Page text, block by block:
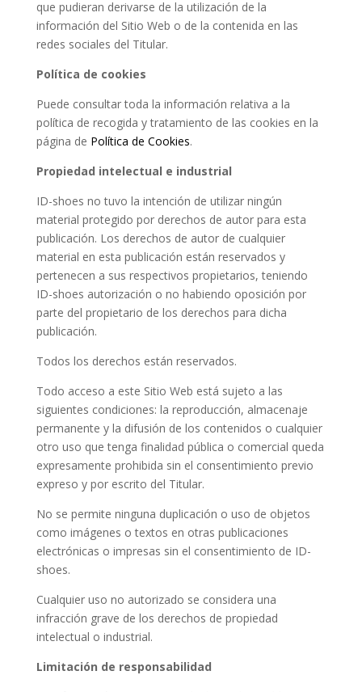
que pudieran derivarse de la utilización de la
información del Sitio Web o de la contenida en las
redes sociales del Titular.
Política de cookies
Puede consultar toda la información relativa a la
política de recogida y tratamiento de las cookies en la
página de Política de Cookies.
Propiedad intelectual e industrial
ID-shoes no tuvo la intención de utilizar ningún
material protegido por derechos de autor para esta
publicación. Los derechos de autor de cualquier
material en esta publicación están reservados y
pertenecen a sus respectivos propietarios, teniendo
ID-shoes autorización o no habiendo oposición por
parte del propietario de los derechos para dicha
publicación.
Todos los derechos están reservados.
Todo acceso a este Sitio Web está sujeto a las
siguientes condiciones: la reproducción, almacenaje
permanente y la difusión de los contenidos o cualquier
otro uso que tenga finalidad pública o comercial queda
expresamente prohibida sin el consentimiento previo
expreso y por escrito del Titular.
No se permite ninguna duplicación o uso de objetos
como imágenes o textos en otras publicaciones
electrónicas o impresas sin el consentimiento de ID-
shoes.
Cualquier uso no autorizado se considera una
infracción grave de los derechos de propiedad
intelectual o industrial.
Limitación de responsabilidad